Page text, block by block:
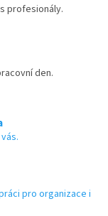
profesionály.
den.
pro organizace i